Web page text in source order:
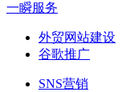
一瞬服务
外贸网站建设
谷歌推广
SNS营销